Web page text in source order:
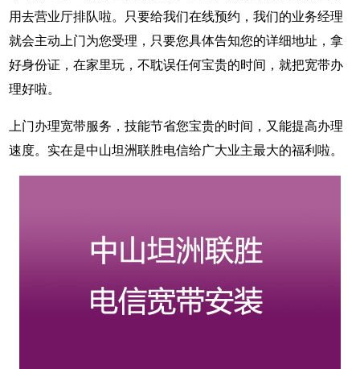
用去营业厅排队啦。只要给我们在线预约，我们的业务经理
就会主动上门为您受理，只要您具体告知您的详细地址，拿
好身份证，在家里玩，不耽误任何宝贵的时间，就把宽带办
理好啦。
上门办理宽带服务，技能节省您宝贵的时间，又能提高办理
速度。实在是中山坦洲联胜电信给广大业主最大的福利啦。